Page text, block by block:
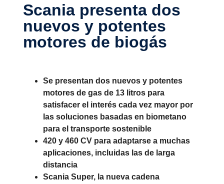
Scania presenta dos
nuevos y potentes
motores de biogás
Se presentan dos nuevos y potentes
motores de gas de 13 litros para
satisfacer el interés cada vez mayor por
las soluciones basadas en biometano
para el transporte sostenible
420 y 460 CV para adaptarse a muchas
aplicaciones, incluidas las de larga
distancia
Scania Super, la nueva cadena